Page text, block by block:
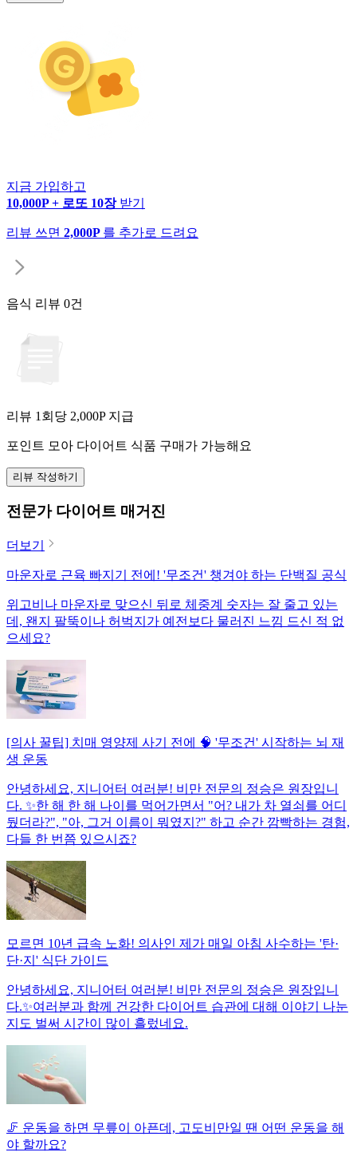
지금 가입하고
10,000P + 로또 10장 받기
리뷰 쓰면 2,000P 를 추가로 드려요
음식 리뷰 0건
리뷰 1회당 2,000P 지급
포인트 모아 다이어트 식품 구매가 가능해요
리뷰 작성하기
전문가 다이어트 매거진
더보기
마운자로 근육 빠지기 전에! '무조건' 챙겨야 하는 단백질 공식
위고비나 마운자로 맞으신 뒤로 체중계 숫자는 잘 줄고 있는
데, 왠지 팔뚝이나 허벅지가 예전보다 물러진 느낌 드신 적 없
으세요?
[의사 꿀팁] 치매 영양제 사기 전에 🧠 '무조건' 시작하는 뇌 재
생 운동
안녕하세요, 지니어터 여러분! 비만 전문의 정승은 원장입니
다. ✨한 해 한 해 나이를 먹어가면서 "어? 내가 차 열쇠를 어디
뒀더라?", "아, 그거 이름이 뭐였지?" 하고 순간 깜빡하는 경험,
다들 한 번쯤 있으시죠?
모르면 10년 급속 노화! 의사인 제가 매일 아침 사수하는 '탄·
단·지' 식단 가이드
안녕하세요, 지니어터 여러분! 비만 전문의 정승은 원장입니
다.✨여러분과 함께 건강한 다이어트 습관에 대해 이야기 나눈
지도 벌써 시간이 많이 흘렀네요.
🦵 운동을 하면 무릎이 아픈데, 고도비만일 땐 어떤 운동을 해
야 할까요?